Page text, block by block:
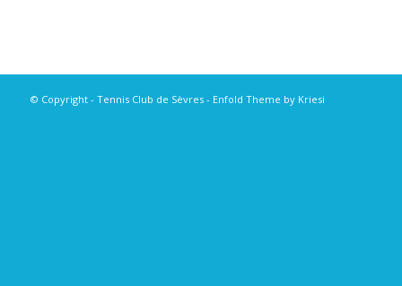
© Copyright - Tennis Club de Sèvres - Enfold Theme by Kriesi